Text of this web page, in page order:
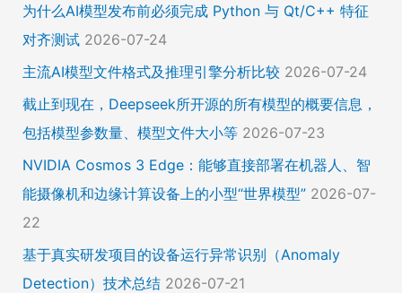
为什么AI模型发布前必须完成 Python 与 Qt/C++ 特征
对齐测试 2026-07-24
主流AI模型文件格式及推理引擎分析比较 2026-07-24
截止到现在，Deepseek所开源的所有模型的概要信息，
包括模型参数量、模型文件大小等 2026-07-23
NVIDIA Cosmos 3 Edge：能够直接部署在机器人、智
能摄像机和边缘计算设备上的小型“世界模型” 2026-07-
22
基于真实研发项目的设备运行异常识别（Anomaly
Detection）技术总结 2026-07-21